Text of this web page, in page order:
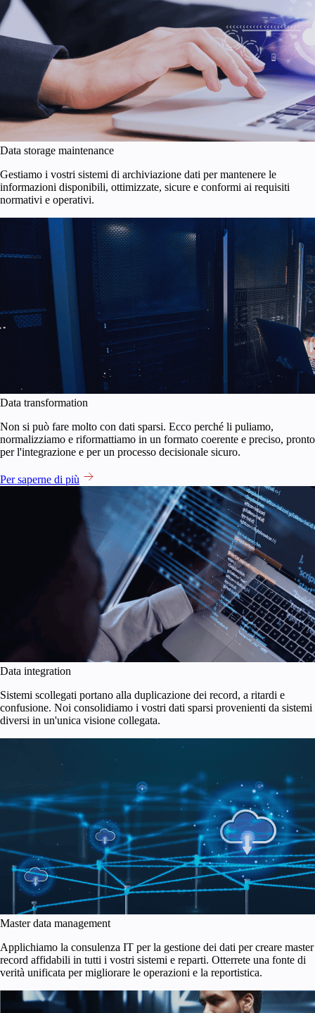
Data storage maintenance
Gestiamo i vostri sistemi di archiviazione dati per mantenere le
informazioni disponibili, ottimizzate, sicure e conformi ai requisiti
normativi e operativi.
Data transformation
Non si può fare molto con dati sparsi. Ecco perché li puliamo,
normalizziamo e riformattiamo in un formato coerente e preciso, pronto
per l'integrazione e per un processo decisionale sicuro.
Per saperne di più
Data integration
Sistemi scollegati portano alla duplicazione dei record, a ritardi e
confusione. Noi consolidiamo i vostri dati sparsi provenienti da sistemi
diversi in un'unica visione collegata.
Master data management
Applichiamo la consulenza IT per la gestione dei dati per creare master
record affidabili in tutti i vostri sistemi e reparti. Otterrete una fonte di
verità unificata per migliorare le operazioni e la reportistica.